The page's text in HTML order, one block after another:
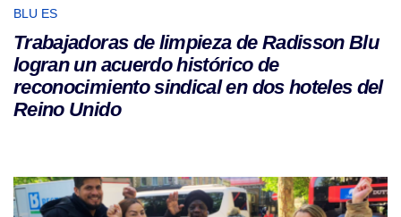
BLU ES
Trabajadoras de limpieza de Radisson Blu
logran un acuerdo histórico de
reconocimiento sindical en dos hoteles del
Reino Unido